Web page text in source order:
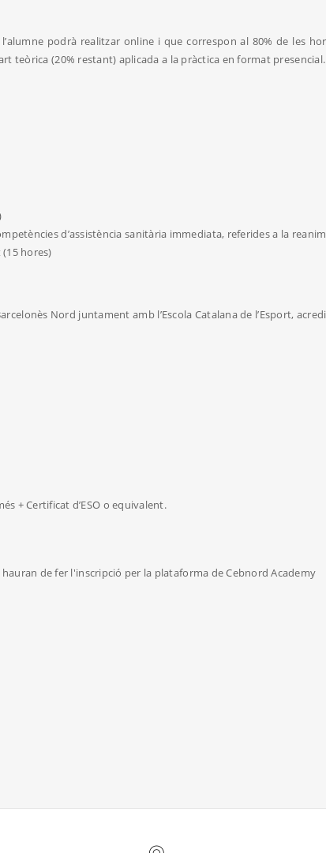
podrà realitzar online i que correspon al 80% de les
teòrica (20% restant) aplicada a la pràctica en format presencial.
d’assistència sanitària immediata, referides a la
(15 hores)
Nord juntament amb l’Escola Catalana de l’Esport,
+ Certificat d’ESO o equivalent.
hauran de fer l'inscripció per la plataforma de Cebnord Academy